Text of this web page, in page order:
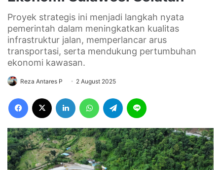
Proyek strategis ini menjadi langkah nyata
pemerintah dalam meningkatkan kualitas
infrastruktur jalan, memperlancar arus
transportasi, serta mendukung pertumbuhan
ekonomi kawasan.
Reza Antares P 2 August 2025
Facebook LinkedIn WhatsAppTelegram